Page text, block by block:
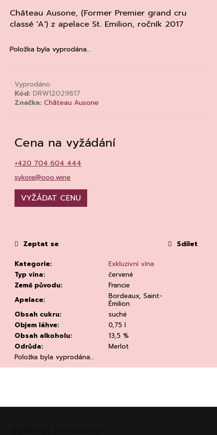
Château Ausone, (Former Premier grand cru
classé 'A') z apelace St. Emilion, ročník 2017
Položka byla vyprodána…
Vyprodáno
Kód: DRW12029817
Značka: Château Ausone
Cena na vyžádání
+420 704 604 444
sykora@ooo.wine
VYŽÁDAT CENU
Kategorie:
Exkluzivní vína
Typ vína:
červené
Země původu:
Francie
Apelace:
Bordeaux, Saint-
Émilion
Obsah cukru:
suché
Objem láhve:
0,75 l
Obsah alkoholu:
13,5 %
Odrůda:
Merlot
Položka byla vyprodána…
Zeptat se Sdílet
a
j
t
o
p
o
u
č
m
e
RIESLING
DRY
2023,
LOOSEN
Z